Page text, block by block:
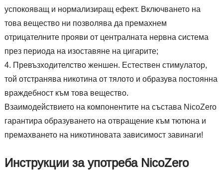
успокояващ и нормализиращ ефект. Включването на
това вещество ни позволява да премахнем
отрицателните прояви от централната нервна система
през периода на изоставяне на цигарите;
Превъзходителство женшен. Естествен стимулатор,
той отстранява никотина от тялото и образува постоянна
враждебност към това вещество.
Взаимодействието на компонентите на състава NicoZero
гарантира образуването на отвращение към тютюна и
премахването на никотиновата зависимост завинаги!
Инструкции за употреба NicoZero